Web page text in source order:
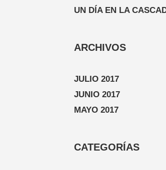
UN DÍA EN LA
ARCHIVOS
JULIO 2017
JUNIO 2017
MAYO 2017
CATEGORÍAS